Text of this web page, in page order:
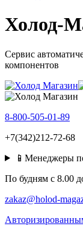
Холод-
Сервис
компонентов
8-800-505-01-89
+7(342)212-72-68
📱Менеджеры
По будням c 8.00
zakaz@holod-